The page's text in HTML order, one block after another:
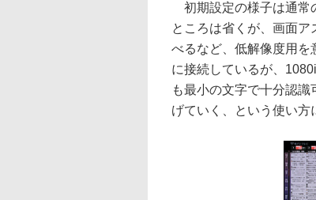
初期設定の様子は通常
ところは省くが、画面
べるなど、低解像度用
に接続しているが、
も最小の文字で十分認
げていく、という使い方